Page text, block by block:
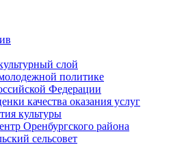
слой
политике
Федерации
качества оказания услуг
культуры
Оренбургского района
сельсовет